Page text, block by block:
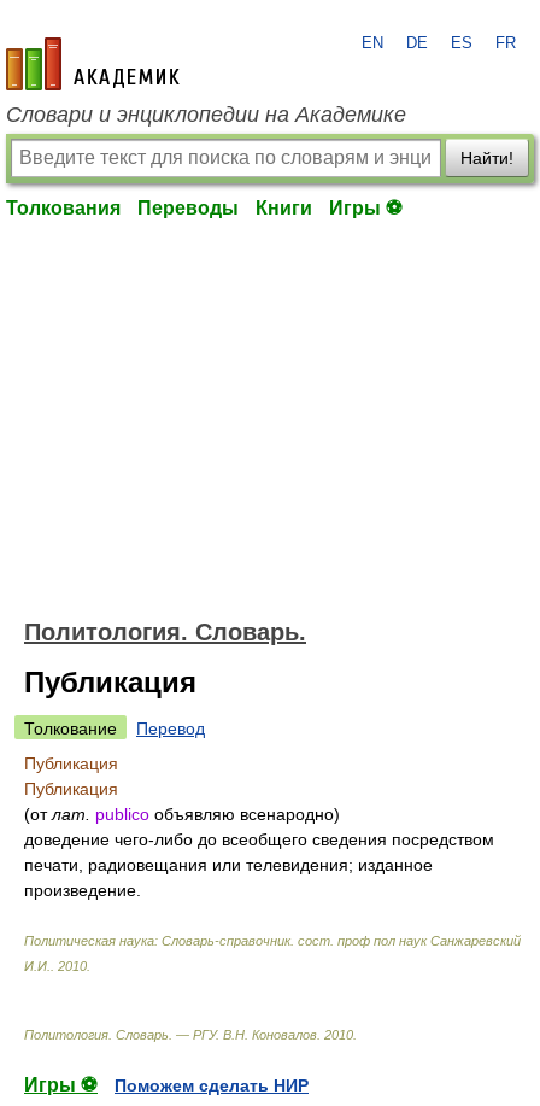
academic.ru
EN DE ES FR
Словари и энциклопедии на Академике
Найти!
Толкования Переводы Книги Игры ⚽
Политология. Словарь.
Публикация
Толкование
Перевод
Публикация
Публикация
(отлат. publico объявляю всенародно)
доведение чего-либо до всеобщего сведения посредством
печати, радиовещания или телевидения; изданное
произведение.
Политическая наука: Словарь-справочник. сост. проф пол наук Санжаревский
И.И.
2010
Политология. Словарь. — РГУ. В.Н. Коновалов 2010
Игры ⚽
Поможем сделать НИР